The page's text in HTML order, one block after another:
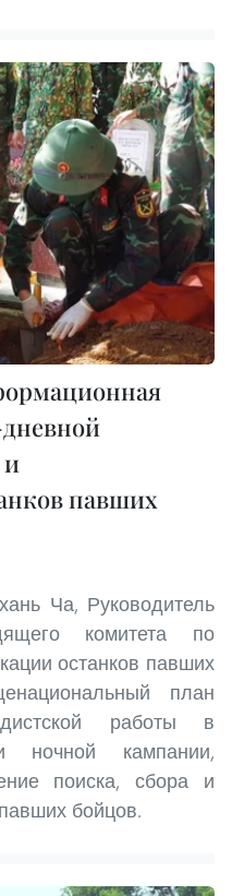
павших
Ча, Руководитель
комитета по
останков павших
план
работы в
ночной кампании,
поиска, сбора и
бойцов.